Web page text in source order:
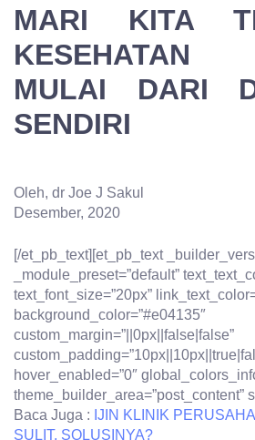
MARI KITA
MULAI DARI
SENDIRI
Oleh, dr Joe J Sakul
Desember, 2020
[/et_pb_text][et_pb_text
_module_preset=”default”
text_font_size=”20px”
background_color=”#e04135″
custom_margin=”||0px||false|false”
hover_enabled=”0″
theme_builder_area=”post_content”
Baca Juga : IJIN KLINIK
SULIT, SOLUSINYA?